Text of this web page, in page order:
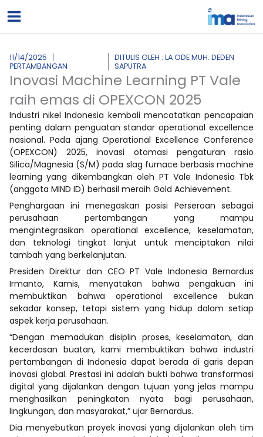
ke
11/14/2025
PERTAMBANGAN
DITULIS OLEH : LA ODE MUH. DEDEN
SAPUTRA
Inovasi Machine Learning PT Vale
raih emas di OPEXCON 2025
Industri nikel Indonesia kembali mencatatkan pencapaian
penting dalam penguatan standar operational excellence
nasional. Pada ajang Operational Excellence Conference
(OPEXCON) 2025, inovasi otomasi pengaturan rasio
Silica/Magnesia (S/M) pada slag furnace berbasis machine
learning yang dikembangkan oleh PT Vale Indonesia Tbk
(anggota MIND ID) berhasil meraih Gold Achievement.
Penghargaan ini menegaskan posisi Perseroan sebagai
perusahaan pertambangan yang mampu
mengintegrasikan operational excellence, keselamatan,
dan teknologi tingkat lanjut untuk menciptakan nilai
tambah yang berkelanjutan.
Presiden Direktur dan CEO PT Vale Indonesia Bernardus
Irmanto, Kamis, menyatakan bahwa pengakuan ini
membuktikan bahwa operational excellence bukan
sekadar konsep, tetapi sistem yang hidup dalam setiap
aspek kerja perusahaan.
“Dengan memadukan disiplin proses, keselamatan, dan
kecerdasan buatan, kami membuktikan bahwa industri
pertambangan di Indonesia dapat berada di garis depan
inovasi global. Prestasi ini adalah bukti bahwa transformasi
digital yang dijalankan dengan tujuan yang jelas mampu
menghasilkan peningkatan nyata bagi perusahaan,
lingkungan, dan masyarakat,” ujar Bernardus.
Dia menyebutkan proyek inovasi yang dijalankan oleh tim